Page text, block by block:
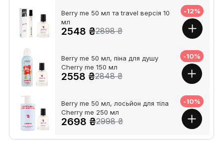
Berry me 50 мл та travel версія 10
мл
2898 ₴
2548 ₴
-12%
Berry me 50 мл, піна для душу
Cherry me 150 мл
2848 ₴
2558 ₴
-10%
Berry me 50 мл, лосьйон для тіла
Cherry me 250 мл
2998 ₴
2698 ₴
-10%